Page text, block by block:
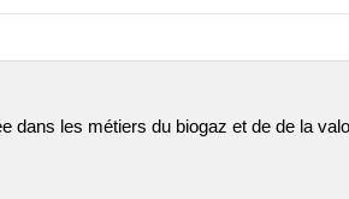
dans les métiers du biogaz et de de la